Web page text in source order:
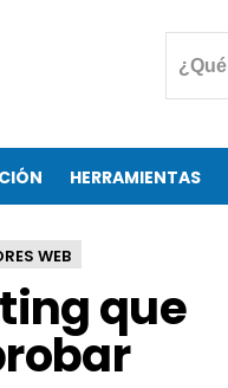
HERRAMIENTAS
WEB
que